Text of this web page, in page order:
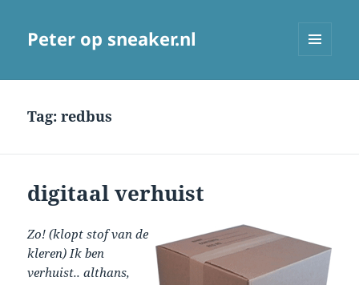
Peter op sneaker.nl
Tag:redbus
digitaal verhuist
Zo! (klopt stof van de
kleren) Ik ben
verhuist.. althans,